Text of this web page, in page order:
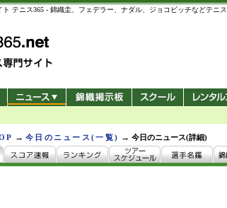
テニス365 - 錦織圭、フェデラー、ナダル、ジョコビッチなどテ
→今日のニュース(一覧) →今日のニュース(詳細)